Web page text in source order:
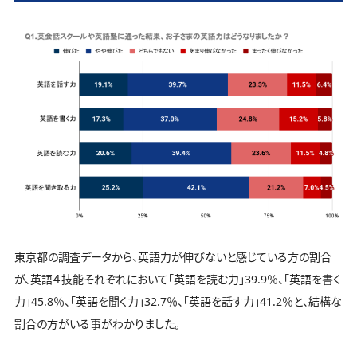
東京都の調査データから、英語力が伸びないと感じている方の割合
が、英語４技能それぞれにおいて「英語を読む力」39.9％、「英語を書く
力」45.8％、「英語を聞く力」32.7％、「英語を話す力」41.2％と、結構な
割合の方がいる事がわかりました。